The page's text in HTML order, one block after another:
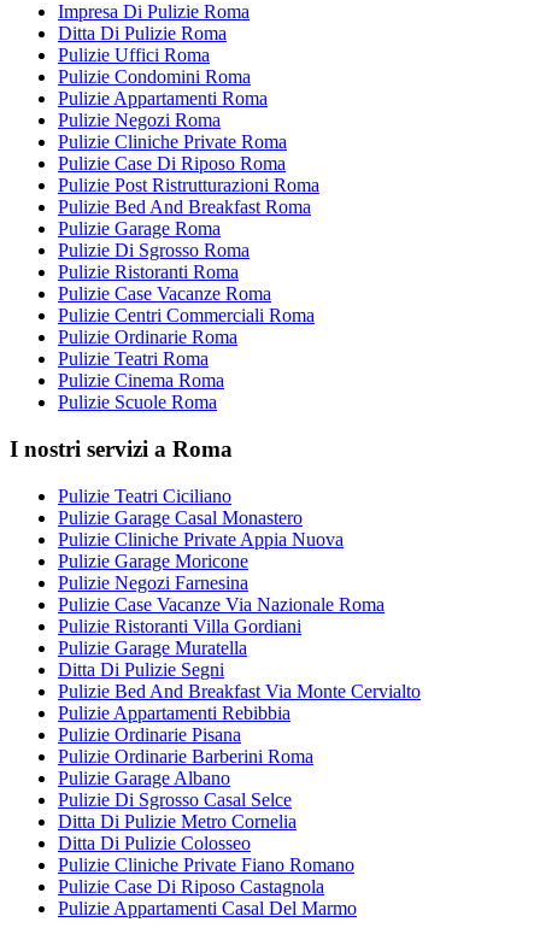
Impresa Di Pulizie Roma
Ditta Di Pulizie Roma
Pulizie Uffici Roma
Pulizie Condomini Roma
Pulizie Appartamenti Roma
Pulizie Negozi Roma
Pulizie Cliniche Private Roma
Pulizie Case Di Riposo Roma
Pulizie Post Ristrutturazioni Roma
Pulizie Bed And Breakfast Roma
Pulizie Garage Roma
Pulizie Di Sgrosso Roma
Pulizie Ristoranti Roma
Pulizie Case Vacanze Roma
Pulizie Centri Commerciali Roma
Pulizie Ordinarie Roma
Pulizie Teatri Roma
Pulizie Cinema Roma
Pulizie Scuole Roma
I nostri servizi a Roma
Pulizie Teatri Ciciliano
Pulizie Garage Casal Monastero
Pulizie Cliniche Private Appia Nuova
Pulizie Garage Moricone
Pulizie Negozi Farnesina
Pulizie Case Vacanze Via Nazionale Roma
Pulizie Ristoranti Villa Gordiani
Pulizie Garage Muratella
Ditta Di Pulizie Segni
Pulizie Bed And Breakfast Via Monte Cervialto
Pulizie Appartamenti Rebibbia
Pulizie Ordinarie Pisana
Pulizie Ordinarie Barberini Roma
Pulizie Garage Albano
Pulizie Di Sgrosso Casal Selce
Ditta Di Pulizie Metro Cornelia
Ditta Di Pulizie Colosseo
Pulizie Cliniche Private Fiano Romano
Pulizie Case Di Riposo Castagnola
Pulizie Appartamenti Casal Del Marmo